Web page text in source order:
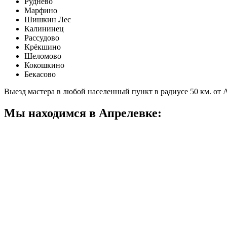
Марфино
Шишкин Лес
Калининец
Рассудово
Крёкшино
Шеломово
Кокошкино
Бекасово
Выезд мастера в любой населенный пункт в радиусе 50 км. от
Мы находимся в Апрелевке: